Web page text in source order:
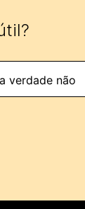
verdade não